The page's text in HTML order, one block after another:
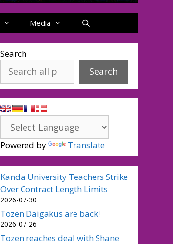
Media
Search
Search
Powered by Translate
Kanda University Teachers Strike
Over Contract Length Limits
2026-07-30
Tozen Daigakus are back!
2026-07-26
Tozen reaches deal with Shane